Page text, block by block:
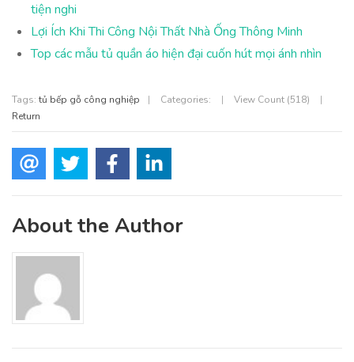
tiện nghi
Lợi Ích Khi Thi Công Nội Thất Nhà Ống Thông Minh
Top các mẫu tủ quần áo hiện đại cuốn hút mọi ánh nhìn
Tags: tủ bếp gỗ công nghiệp | Categories: | View Count (518)
|
Return
About the Author